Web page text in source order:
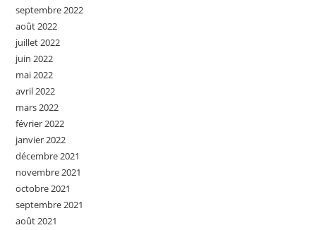
septembre 2022
août 2022
juillet 2022
juin 2022
mai 2022
avril 2022
mars 2022
février 2022
janvier 2022
décembre 2021
novembre 2021
octobre 2021
septembre 2021
août 2021